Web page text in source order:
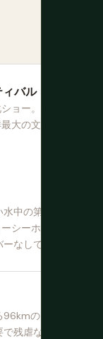
バル
ョー。100以
大の文化的
中の第二次
シーホー
なしで。
のジャ
残虐なキャ